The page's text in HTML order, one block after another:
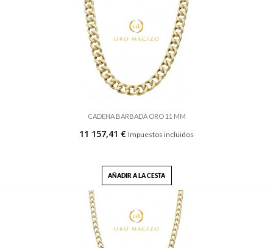
CADENA BARBADA ORO 11 MM
11 157,41 € Impuestos incluidos
AÑADIR A LA CESTA